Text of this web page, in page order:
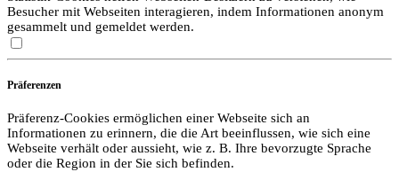
Besucher mit Webseiten interagieren, indem Informationen anonym
gesammelt und gemeldet werden.
Präferenzen
Präferenz-Cookies ermöglichen einer Webseite sich an
Informationen zu erinnern, die die Art beeinflussen, wie sich eine
Webseite verhält oder aussieht, wie z. B. Ihre bevorzugte Sprache
oder die Region in der Sie sich befinden.